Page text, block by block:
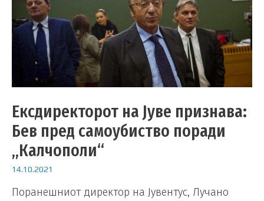
Ексдиректорот на Јуве признава:
Бев пред самоубиство поради
„Калчополи“
14.10.2021
Поранешниот директор на Јувентус, Лучано